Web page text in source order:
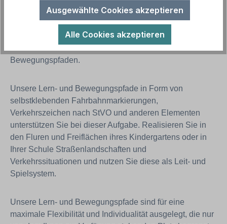
spielerischen Übungen wie man die Straße überquert.
Entsprechende Unterweisungen lassen sich draußen wie
auch im Innenbereich mit passenden Maßnahmen
Bewegungspfaden.
Unsere Lern- und Bewegungspfade in Form von
selbstklebenden Fahrbahnmarkierungen,
Verkehrszeichen nach StVO und anderen Elementen
unterstützen Sie bei dieser Aufgabe. Realisieren Sie in
den Fluren und Freiflächen ihres Kindergartens oder in
Ihrer Schule Straßenlandschaften und
Verkehrssituationen und nutzen Sie diese als Leit- und
Spielsystem.
Unsere Lern- und Bewegungspfade sind für eine
maximale Flexibilität und Individualität ausgelegt, die nur
Ausgewählte Cookies akzeptieren
Alle Cookies akzeptieren